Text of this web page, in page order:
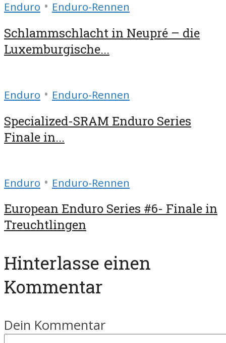
Enduro • Enduro-Rennen
Schlammschlacht in Neupré – die
Luxemburgische...
Enduro • Enduro-Rennen
Specialized-SRAM Enduro Series
Finale in...
Enduro • Enduro-Rennen
European Enduro Series #6- Finale in
Treuchtlingen
Hinterlasse einen
Kommentar
Dein Kommentar